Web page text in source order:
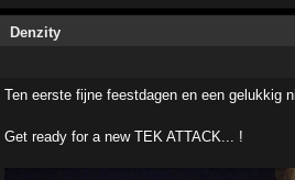
Denzity
Ten eerste fijne feestdagen en een gelukkig
Get ready for a new TEK ATTACK... !